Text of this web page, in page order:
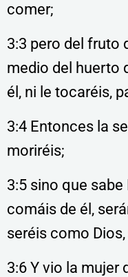
comer;
3:3 pero del fruto
medio del huerto
él, ni le tocaréis,
3:4 Entonces la
moriréis;
3:5 sino que
comáis de él,
seréis como
3:6 Y vio la mujer